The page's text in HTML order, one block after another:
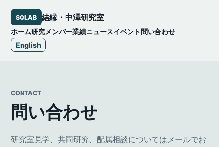
SQLAB 結縁・中澤研究室
ホーム研究メンバー業績ニュースイベント問い合わせ
English
CONTACT
問い合わせ
研究室見学、共同研究、配属相談についてはメールでお